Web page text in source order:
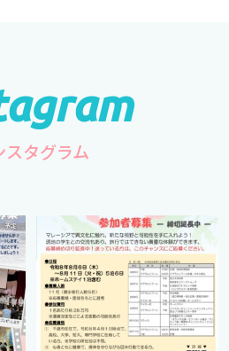
スタグラム
cts.international.friendship
4月 16